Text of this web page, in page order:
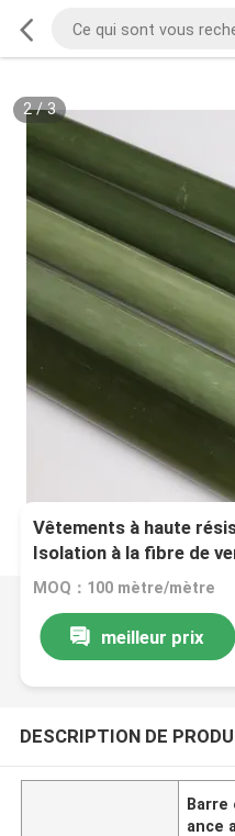
2/3
Vêtements à haute
Isolation à la fibre de
MOQ：100 mètre/mètre
meilleur prix
DESCRIPTION DE
Barre
ance